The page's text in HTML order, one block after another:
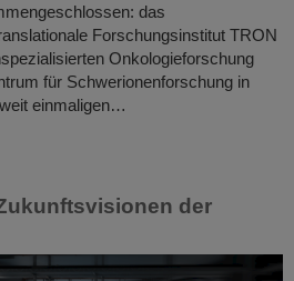
das
Forschungsinstitut TRON
Onkologieforschung
für Schwerionenforschung in
einmaligen…
der